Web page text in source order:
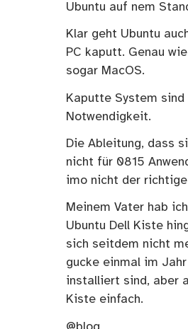
Ubuntu auf nem
Klar geht Ubuntu
PC kaputt. Genau
sogar MacOS.
Kaputte System
Notwendigkeit.
Die Ableitung, dass
nicht für 0815
imo nicht der richtige
Meinem Vater hab
Ubuntu Dell Kiste
sich seitdem nicht
gucke einmal im
installiert sind, aber
Kiste einfach.